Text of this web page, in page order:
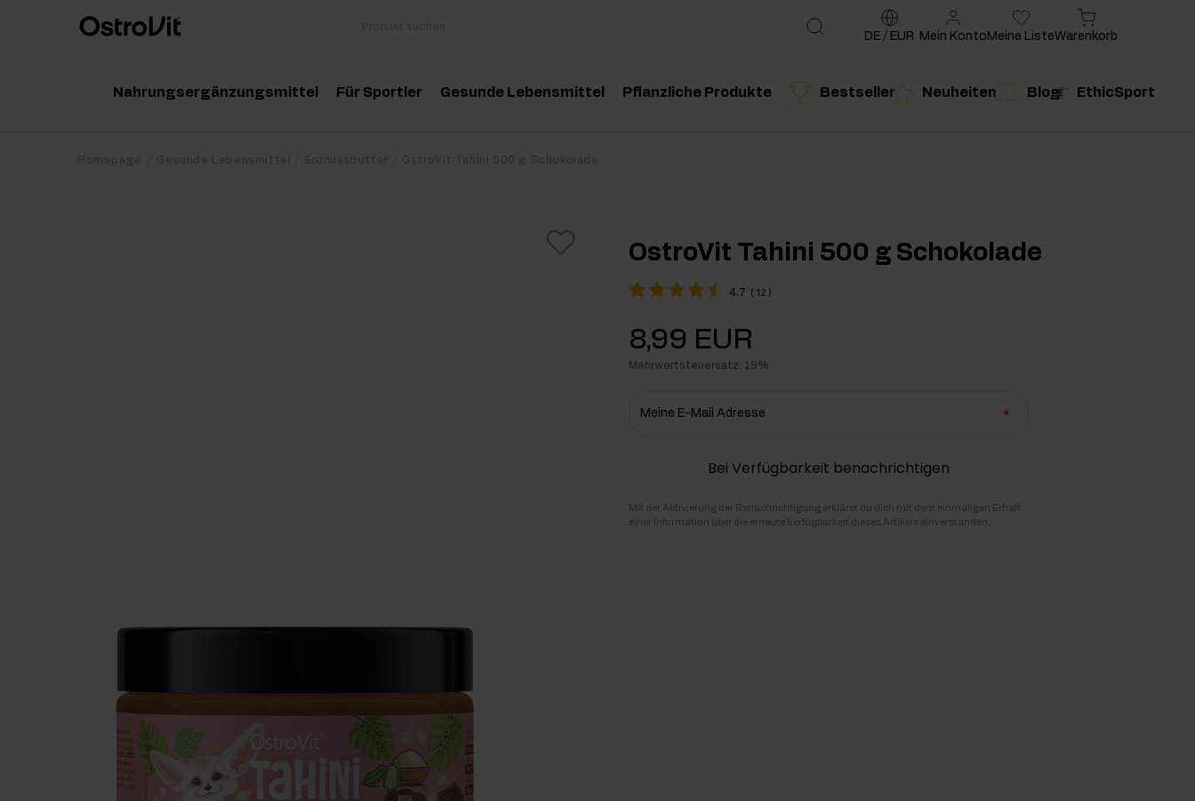
Nahrungsergänzungsmittel
Produktempfehlung
Für Sportler Gesunde Lebensmittel
Erdnussbutter
Pflanzliche Produkte Bestseller Neuheiten Blog EthicSport
DE / EUR Mein Konto Meine ListeWarenkorb
Homepage Gesunde Lebensmittel Erdnussbutter OstroVit Tahini 500 g Schokolade
OstroVit Tahini 500 g Schokolade
4.7 ( 12 )
8,99 EUR
Mehrwertsteuersatz: 19%
Meine E-Mail Adresse
Bei Verfügbarkeit benachrichtigen
Mit der Aktivierung der Benachrichtigung erklärst du dich mit dem einmaligen Erhalt
einer Information über die erneute Verfügbarkeit dieses Artikels einverstanden.